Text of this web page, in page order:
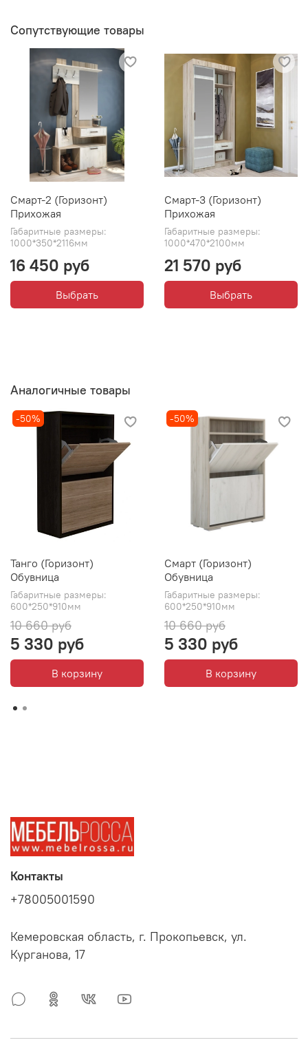
Сопутствующие товары
Смарт-2 (Горизонт)
Прихожая
Габаритные размеры:
1000*350*2116мм
16 450 руб
Выбрать
Смарт-3 (Горизонт)
Прихожая
Габаритные размеры:
1000*470*2100мм
21 570 руб
Выбрать
Аналогичные товары
-50%
Танго (Горизонт)
Обувница
Габаритные размеры:
600*250*910мм
10 660 руб
5 330 руб
В корзину
-50%
Смарт (Горизонт)
Обувница
Габаритные размеры:
600*250*910мм
10 660 руб
5 330 руб
В корзину
Контакты
+78005001590
Кемеровская область, г. Прокопьевск, ул.
Курганова, 17